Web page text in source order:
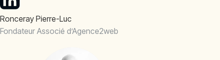
Ronceray Pierre-Luc
Fondateur Associé d’Agence2web